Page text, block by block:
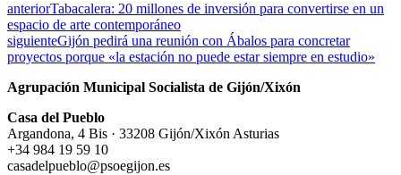
anteriorTabacalera: 20 millones de inversión para convertirse en un
espacio de arte contemporáneo
siguienteGijón pedirá una reunión con Ábalos para concretar
proyectos porque «la estación no puede estar siempre en estudio»
Agrupación Municipal Socialista de Gijón/Xixón
Casa del Pueblo
Argandona, 4 Bis · 33208 Gijón/Xixón Asturias
+34 984 19 59 10
casadelpueblo@psoegijon.es